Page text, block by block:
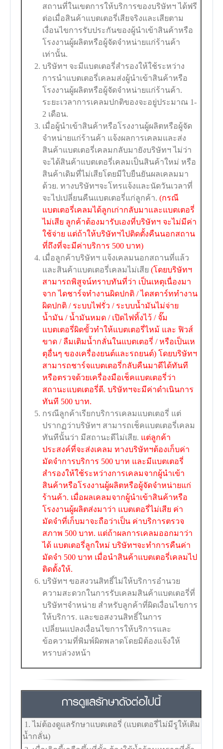
สถานที่ในเขตการให้บริการของบริษัทฯ ได้ฟรี
ต่อเมื่อสินค้าแบตเตอรี่เสียจริงและเสียตาม
เงื่อนไขการรับประกันของผู้นำเข้าสินค้าหรือ
โรงงานผู้ผลิตหรือผู้จัดจำหน่ายแก่ร้านค้า
เท่านั้น.
บริษัทฯ จะมีแบตเตอรี่สำรองให้ใช้ระหว่าง
การนำแบตเตอรี่เคลมส่งผู้นำเข้าสินค้าหรือ
โรงงานผู้ผลิตหรือผู้จัดจำหน่ายแก่ร้านค้า.
ระยะเวลาการเคลมปกติของจะอยู่ประมาณ 1-
2 เดือน.
เมื่อผู้นำเข้าสินค้าหรือโรงงานผู้ผลิตหรือผู้จัด
จำหน่ายแก่ร้านค้า แจ้งผลการเคลมและส่ง
สินค้าแบตเตอรี่เคลมกลับมายังบริษัทฯ ไม่ว่า
จะได้สินค้าแบตเตอรี่เคลมเป็นสินค้าใหม่ หรือ
สินค้าเดิมที่ไม่เสียโดยมีใบยืนยันผลเคลมมา
ด้วย. ทางบริษัทฯจะโทรแจ้งและนัดวันเวลาที่
จะไปเปลี่ยนคืนแบตเตอรี่แก่ลูกค้า.(กรณี
แบตเตอรี่เคลมได้ลูกเก่ากลับมาและแบตเตอรี่
ไม่เสีย ลูกค้าต้องมารับเองที่บริษัทฯ จะไม่มีค่า
ใช้จ่าย แต่ถ้าให้บริษัทฯไปติดตั้งคืนนอกสถาน
ที่ถึงที่จะมีค่าบริการ 500 บาท)
เมื่อลูกค้าบริษัทฯ แจ้งเคลมนอกสถานที่แล้ว
และสินค้าแบตเตอรี่เคลมไม่เสีย(โดยบริษัทฯ
สามารถพิสูจน์ทราบทันที่ว่า เป็นเหตุเนื่องมา
จาก ไดชาร์จทำงานผิดปกติ / ไดสตาร์ททำงาน
ผิดปกติ / ระบบไฟรั่ว / ระบบน้ำมันไม่จ่าย
น้ำมัน / น้ำมันหมด / เปิดไฟทิ้งไว้ / จั๊ม
แบตเตอรี่ผิดขั้วทำให้แบตเตอรี่ไหม้ และ ฟิวส์
ขาด / ลืมเติมน้ำกลั่นในแบตเตอรี่ / หรือเป็นเห
ตุอื่นๆ ของเครื่องยนต์และรถยนต์) โดยบริษัทฯ
สามารถชาร์จแบตเตอรี่กลับคืนมาดีได้ทันที
หรือตรวจด้วยเครื่องมือเช็คแบตเตอรี่ว่า
สถานะแบตเตอรี่ดี. บริษัทฯจะมีค่าดำเนินการ
ทันที 500 บาท.
กรณีลูกค้าเรียกบริการเคลมแบตเตอรี่ แต่
ปรากฏว่าบริษัทฯ สามารถเช็คแบตเตอรี่เคลม
ทันทีนั้นว่า มีสถานะดีไม่เสีย. แต่ลูกค้า
ประสงค์ที่จะส่งเคลม ทางบริษัทฯต้องเก็บค่า
มัดจำการบริการ 500 บาท และมีแบตเตอรี่
สำรองให้ใช้ระหว่างการเคลมจากผู้นำเข้า
สินค้าหรือโรงงานผู้ผลิตหรือผู้จัดจำหน่ายแก่
ร้านค้า. เมื่อผลเคลมจากผู้นำเข้าสินค้าหรือ
โรงงานผู้ผลิตส่งมาว่า แบตเตอรี่ไม่เสีย ค่า
มัดจำที่เก็บมาจะถือว่าเป็น ค่าบริการตรวจ
สภาพ 500 บาท. แต่ถ้าผลการเคลมออกมาว่า
ได้ แบตเตอรี่ลูกใหม่ บริษัทฯจะทำการคืนค่า
มัดจำ 500 บาท เมื่อนำสินค้าแบตเตอรี่เคลมไป
ติดตั้งให้.
บริษัทฯ ขอสงวนสิทธิ์ไม่ให้บริการอำนวย
ความสะดวกในการรับเคลมสินค้าแบตเตอรี่ที่
บริษัทฯจำหน่าย สำหรับลูกค้าที่ผิดเงื่อนไขการ
ให้บริการ. และขอสงวนสิทธิ์ในการ
เปลี่ยนแปลงเงื่อนไขการให้บริการและ
ข้อความที่พิมพ์ผิดพลาดโดยมิต้องแจ้งให้
ทราบล่วงหน้า
การดูแลรักษาดังต่อไปนี้
1. ไม่ต้องดูแลรักษาแบตเตอรี่ (แบตเตอรี่ไม่มีรูให้เติม
น้ำกลั่น)